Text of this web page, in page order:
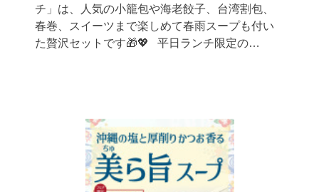
チ」は、人気の小籠包や海老餃子、台湾割包、
春巻、スイーツまで楽しめて春雨スープも付い
た贅沢セットです🎁💖 平日ランチ限定の…